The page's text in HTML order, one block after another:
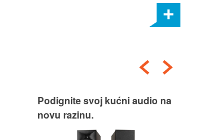
Podignite svoj kućni audio na
novu razinu.